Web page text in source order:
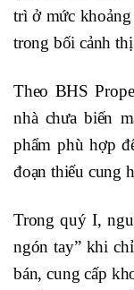
trì ở mức
trong bối cảnh
Theo BHS
nhà chưa biến
phẩm phù hợp
đoạn thiếu cung
Trong quý I,
ngón tay” khi
bán, cung cấp